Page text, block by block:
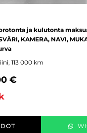
ja kulutonta
KAMERA, NAVI,
113 000 km
€